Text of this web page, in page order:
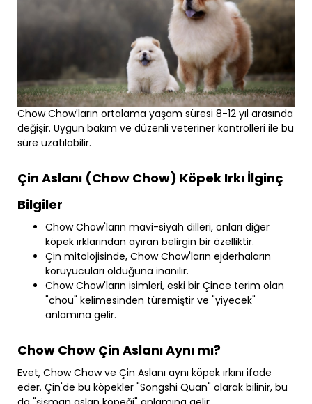
Chow Chow'ların ortalama yaşam süresi 8-12 yıl arasında
değişir. Uygun bakım ve düzenli veteriner kontrolleri ile bu
süre uzatılabilir.
Çin Aslanı (Chow Chow) Köpek Irkı İlginç
Bilgiler
Chow Chow'ların mavi-siyah dilleri, onları diğer
köpek ırklarından ayıran belirgin bir özelliktir.
Çin mitolojisinde, Chow Chow'ların ejderhaların
koruyucuları olduğuna inanılır.
Chow Chow'ların isimleri, eski bir Çince terim olan
"chou" kelimesinden türemiştir ve "yiyecek"
anlamına gelir.
Chow Chow Çin Aslanı Aynı mı?
Evet, Chow Chow ve Çin Aslanı aynı köpek ırkını ifade
eder. Çin'de bu köpekler "Songshi Quan" olarak bilinir, bu